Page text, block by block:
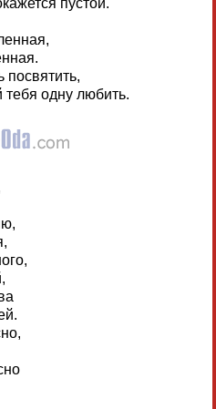
одну любить.